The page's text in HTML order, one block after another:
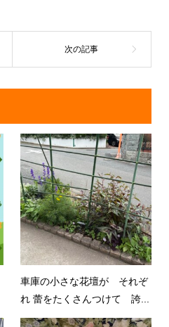
車庫の小さな花壇が それぞ
れ 蕾をたくさんつけて 誇...